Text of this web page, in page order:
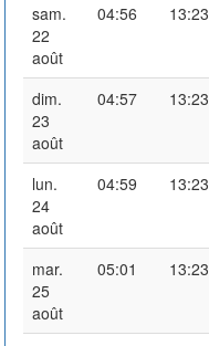
sam.
22
août
04:56 13:23
dim.
23
août
04:57 13:23
lun.
24
août
04:59 13:23
mar.
25
août
05:01 13:23